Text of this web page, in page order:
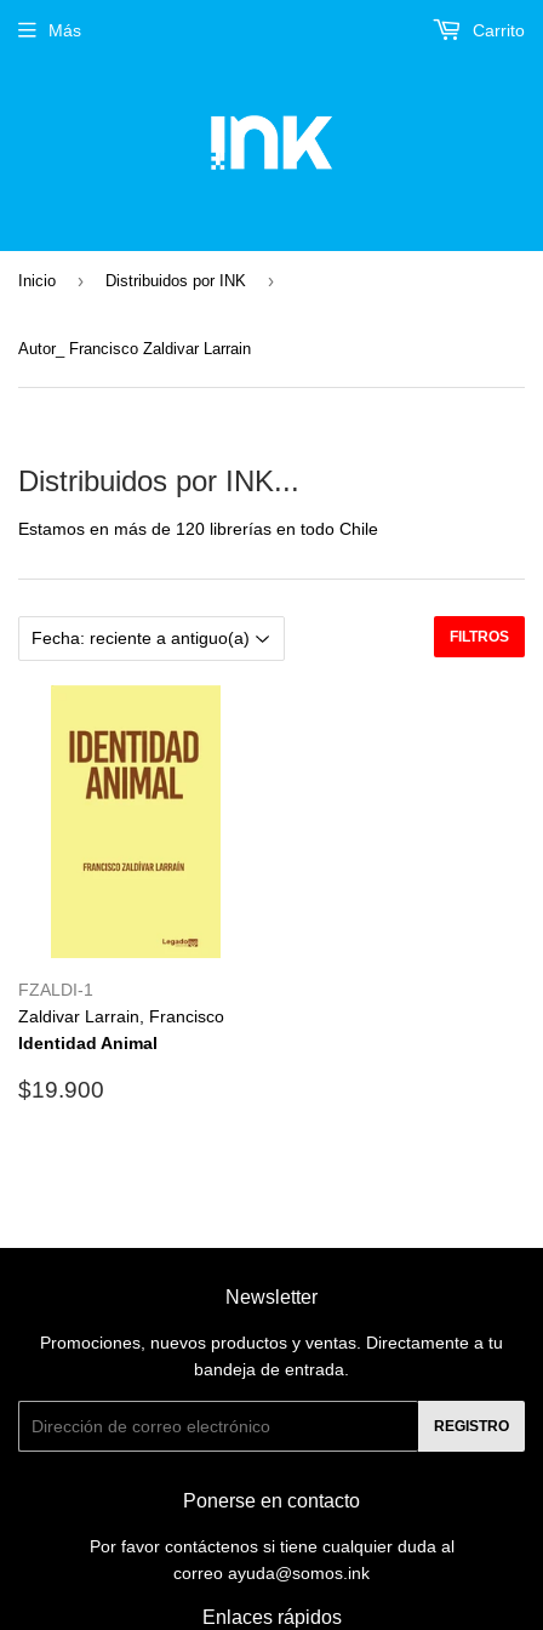
Más Carrito
Inicio › Distribuidos por INK ›
Autor_ Francisco Zaldivar Larrain
Distribuidos por INK...
Estamos en más de 120 librerías en todo Chile
FILTROS
FZALDI-1
Zaldivar Larrain, Francisco
Identidad Animal
Precio
$19.900
Newsletter
Promociones, nuevos productos y ventas. Directamente a tu
bandeja de entrada.
REGISTRO
Ponerse en contacto
Por favor contáctenos si tiene cualquier duda al
correo ayuda@somos.ink
Enlaces rápidos